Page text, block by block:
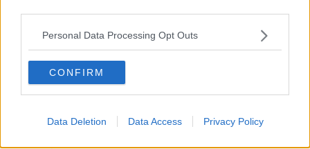
Personal Data Processing Opt Outs
CONFIRM
Data Deletion Data Access Privacy Policy
L’invertebrata von der Leyen e il Lula-risk
Trump soffre, la Corte dell'Aia è viva
​Il Nobel per la pace a Trump o all’Albanese? Questo è il
problema!
​Alessandro Orsini e la tetrade oscura del sionismo
​Hilsenrath e le 9 omotipie tra Nazismo, Sionismo e
​Il terrore di Netanyahu e la strategia della tensione
Il mito della democratica Israele (prima parte)